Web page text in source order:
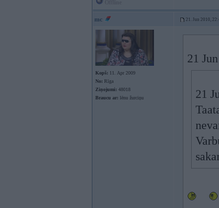
mc 21. Jun 2010,
Kopš: 11. Apr 2009
No: Rīga
Ziņojumi: 48018
Braucu ar: lēnu žurciņu
21
21